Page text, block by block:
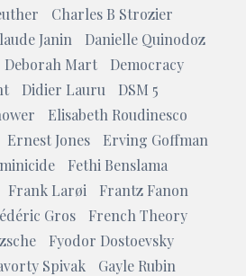
Charles B Strozier
Janin
Danielle Quinodoz
Deborah Mart
Democracy
Didier Lauru
DSM 5
Elisabeth Roudinesco
Ernest Jones
Erving Goffman
Fethi Benslama
Frank Larøi
Frantz Fanon
Gros
French Theory
Fyodor Dostoevsky
Spivak
Gayle Rubin